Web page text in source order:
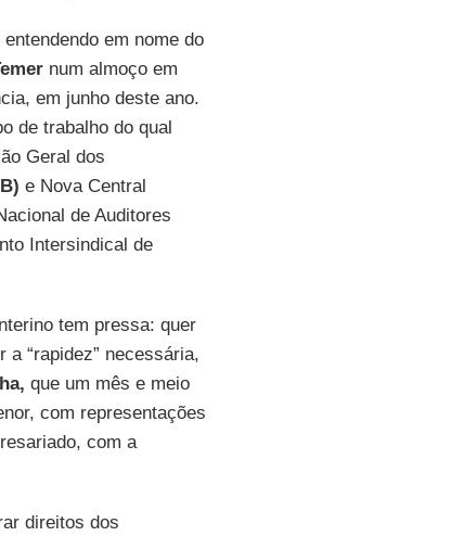
em nome do
num almoço em
em junho deste ano.
de trabalho do qual
Geral dos
e Nova Central
de Auditores
Intersindical de
tem pressa: quer
“rapidez” necessária,
que um mês e meio
com representações
com a
direitos dos